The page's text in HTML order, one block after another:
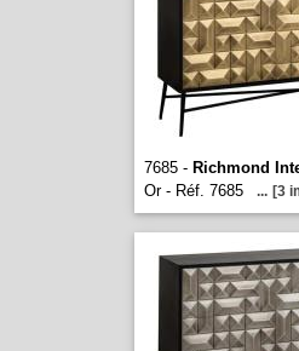
7685 - Richmond
Or - Réf. 7685
... [3